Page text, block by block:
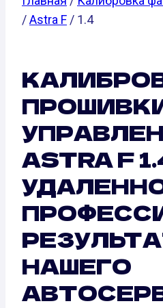
/Astra F / 1.4
ASTRA F
НАШЕГО